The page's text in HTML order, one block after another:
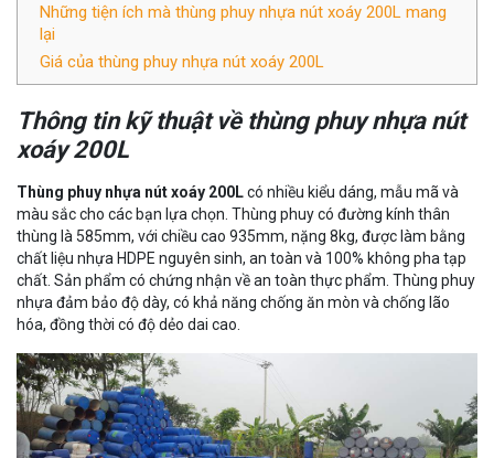
Những tiện ích mà thùng phuy nhựa nút xoáy 200L mang
lại
Giá của thùng phuy nhựa nút xoáy 200L
Thông tin kỹ thuật về thùng phuy nhựa nút
xoáy 200L
Thùng phuy nhựa nút xoáy 200Lcó nhiều kiểu dáng, mẫu mã và
màu sắc cho các bạn lựa chọn. Thùng phuy có đường kính thân
thùng là 585mm, với chiều cao 935mm, nặng 8kg, được làm bằng
chất liệu nhựa HDPE nguyên sinh, an toàn và 100% không pha tạp
chất. Sản phẩm có chứng nhận về an toàn thực phẩm. Thùng phuy
nhựa đảm bảo độ dày, có khả năng chống ăn mòn và chống lão
hóa, đồng thời có độ dẻo dai cao.